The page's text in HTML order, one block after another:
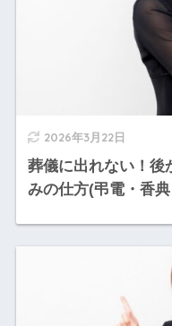
2026年3月22日
葬儀に出れない！後
みの仕方(弔電・香